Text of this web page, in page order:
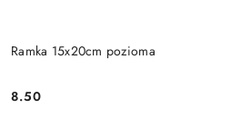
Ramka 15x20cm pozioma
Cena:
8.50